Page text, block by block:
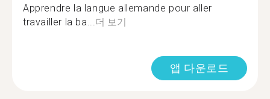
Apprendre la langue allemande pour aller
travailler la ba...더 보기
앱 다운로드